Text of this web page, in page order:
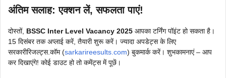
अंतिम सलाह: एक्शन लें, सफलता पाएं!
दोस्तों, BSSC Inter Level Vacancy 2025 आपका टर्निंग पॉइंट हो सकता है।
15 दिसंबर तक अप्लाई करें, तैयारी शुरू करें। ज्यादा अपडेट्स के लिए
सरकारीरिजल्ट्स.कॉम (sarkarireesults.com) बुकमार्क करें। शुभकामनाएं – आप
कर दिखाएंगे! कोई डाउट हो तो कमेंट्स में पूछें।